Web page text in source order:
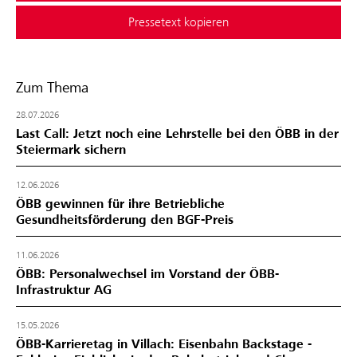
Pressetext kopieren
Zum Thema
28.07.2026
Last Call: Jetzt noch eine Lehrstelle bei den ÖBB in der
Steiermark sichern
12.06.2026
ÖBB gewinnen für ihre Betriebliche
Gesundheitsförderung den BGF‑Preis
11.06.2026
ÖBB: Personalwechsel im Vorstand der ÖBB-
Infrastruktur AG
15.05.2026
ÖBB-Karrieretag in Villach: Eisenbahn Backstage -